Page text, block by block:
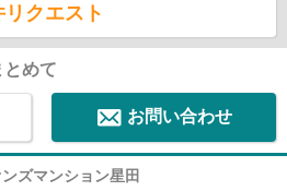
リクエスト
めて
お問い合わせ
ズマンション星田